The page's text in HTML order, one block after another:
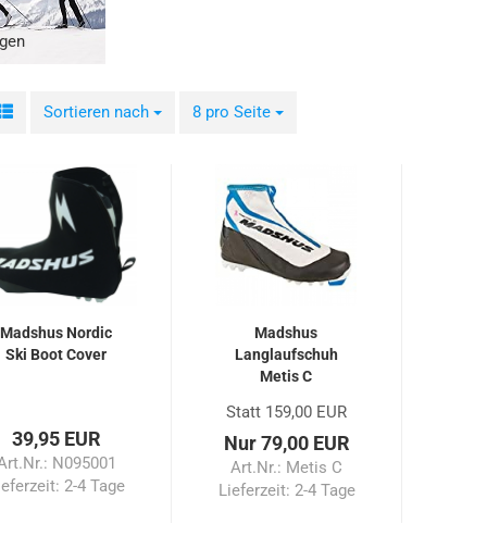
Sortieren nach
Sortieren nach 8 pro Seite
pro Seite
Madshus Nordic
Ski Boot Cover
39,95 EUR
N095001
2-4 Tage
Madshus
Langlaufschuh
Metis C
Statt 159,00 EUR
Nur 79,00 EUR
Art.Nr.: Metis C
Lieferzeit: 2-4 Tage